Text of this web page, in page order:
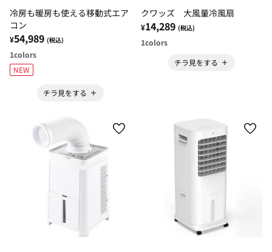
冷房も暖房も使える移動式エア
コン
¥54,989 (税込)
1colors
NEW
チラ見をする
クワッズ 大風量冷風扇
¥14,289 (税込)
1colors
チラ見をする